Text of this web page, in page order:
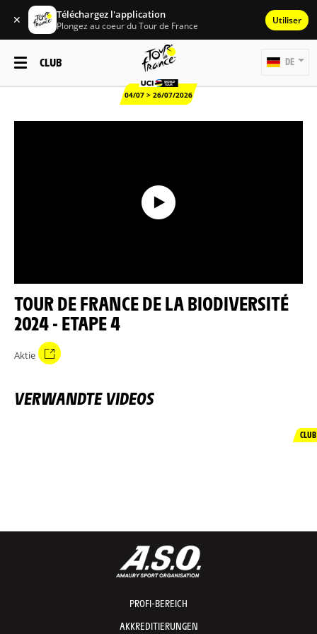
✕ Téléchargez l'application
Plongez au coeur du Tour de France Utiliser
CLUB
04/07 > 26/07/2026
DE
TOUR DE FRANCE DE LA BIODIVERSITÉ
2024 - ETAPE 4
Aktie
VERWANDTE VIDEOS
CLUB
PROFI-BEREICH
AKKREDITIERUNGEN